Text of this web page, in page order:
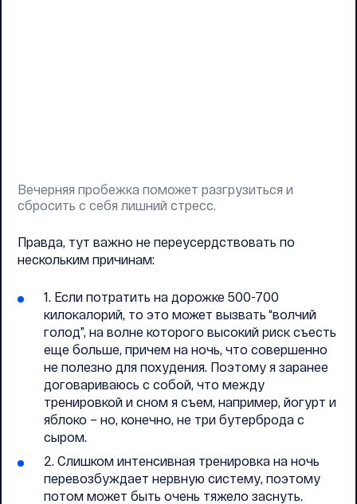
Вечерняя пробежка поможет разгрузиться и
сбросить с себя лишний стресс.
Правда, тут важно не переусердствовать по
нескольким причинам:
1. Если потратить на дорожке 500-700
килокалорий, то это может вызвать “волчий
голод”, на волне которого высокий риск съесть
еще больше, причем на ночь, что совершенно
не полезно для похудения. Поэтому я заранее
договариваюсь с собой, что между
тренировкой и сном я съем, например, йогурт и
яблоко – но, конечно, не три бутерброда с
сыром.
2. Слишком интенсивная тренировка на ночь
перевозбуждает нервную систему, поэтому
потом может быть очень тяжело заснуть.